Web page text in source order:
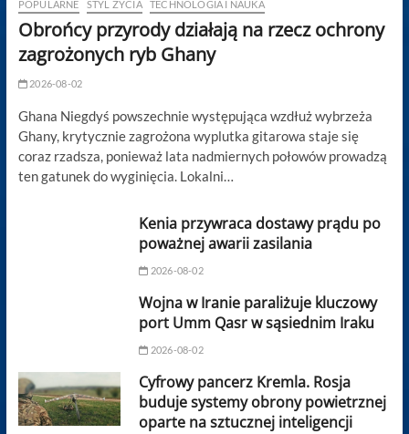
POPULARNE STYL ŻYCIA TECHNOLOGIA I NAUKA
Obrońcy przyrody działają na rzecz ochrony
zagrożonych ryb Ghany
2026-08-02
Ghana Niegdyś powszechnie występująca wzdłuż wybrzeża
Ghany, krytycznie zagrożona wyplutka gitarowa staje się
coraz rzadsza, ponieważ lata nadmiernych połowów prowadzą
ten gatunek do wyginięcia. Lokalni…
Kenia przywraca dostawy prądu po
poważnej awarii zasilania
2026-08-02
Wojna w Iranie paraliżuje kluczowy
port Umm Qasr w sąsiednim Iraku
2026-08-02
Cyfrowy pancerz Kremla. Rosja
buduje systemy obrony powietrznej
oparte na sztucznej inteligencji